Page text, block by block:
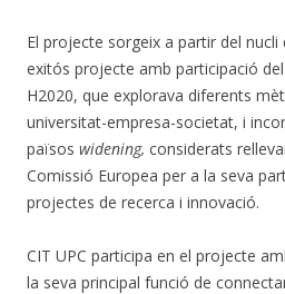
El projecte sorgeix a partir del nucli
exitós projecte amb participació
H2020, que explorava diferents
universitat-empresa-societat, i
països widening, considerats
Comissió Europea per a la seva
projectes de recerca i innovació.
CIT UPC participa en el projecte
la seva principal funció de